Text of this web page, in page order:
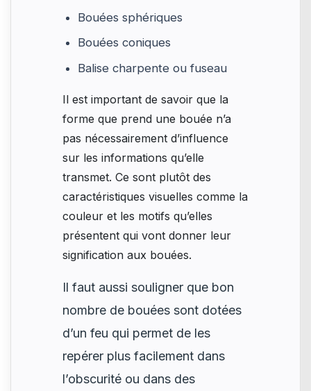
Bouées sphériques
Bouées coniques
Balise charpente ou fuseau
Il est important de savoir que la
forme que prend une bouée n’a
pas nécessairement d’influence
sur les informations qu’elle
transmet. Ce sont plutôt des
caractéristiques visuelles comme la
couleur et les motifs qu’elles
présentent qui vont donner leur
signification aux bouées.
Il faut aussi souligner que bon
nombre de bouées sont dotées
d’un feu qui permet de les
repérer plus facilement dans
l’obscurité ou dans des